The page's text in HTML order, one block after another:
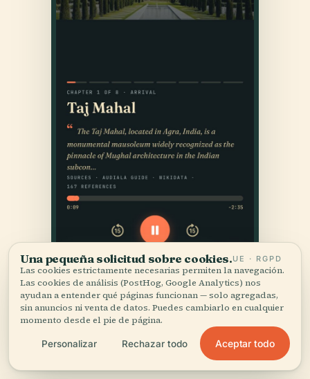
Una pequeña solicitud sobre cookies.UE · RGPD
Las cookies estrictamente necesarias permiten la navegación.
Las cookies de análisis (PostHog, Google Analytics) nos
ayudan a entender qué páginas funcionan — solo agregadas,
sin anuncios ni venta de datos. Puedes cambiarlo en cualquier
momento desde el pie de página.
Personalizar Rechazar todo Aceptar todo